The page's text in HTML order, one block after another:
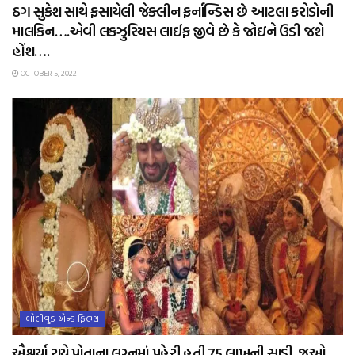
ઠગ સુકેશ સાથે ફસાયેલી જેક્લીન ફર્નાન્ડિસ છે આટલા કરોડોની
માલકિન….એવી લકઝુરિયસ લાઈફ જીવે છે કે જોઇને ઉડી જશે
હોંશ….
OCTOBER 5, 2022
બોલીવુડ એન્ડ ફિલ્મ્સ